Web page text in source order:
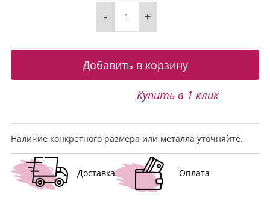
- +
Купить в 1 клик
Наличие конкретного размера или металла уточняйте.
Доставка Оплата